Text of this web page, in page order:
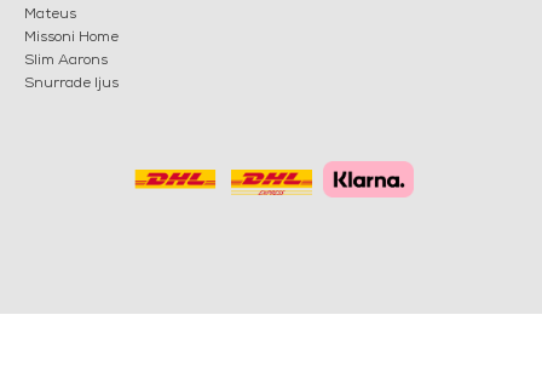
Mateus
Missoni Home
Slim Aarons
Snurrade ljus